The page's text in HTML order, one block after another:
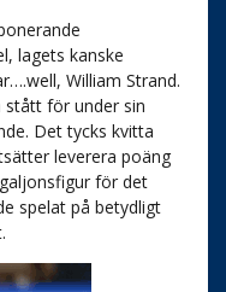
lagets kanske
William Strand.
stått för under sin
Det tycks kvitta
leverera poäng
för det
spelat på betydligt